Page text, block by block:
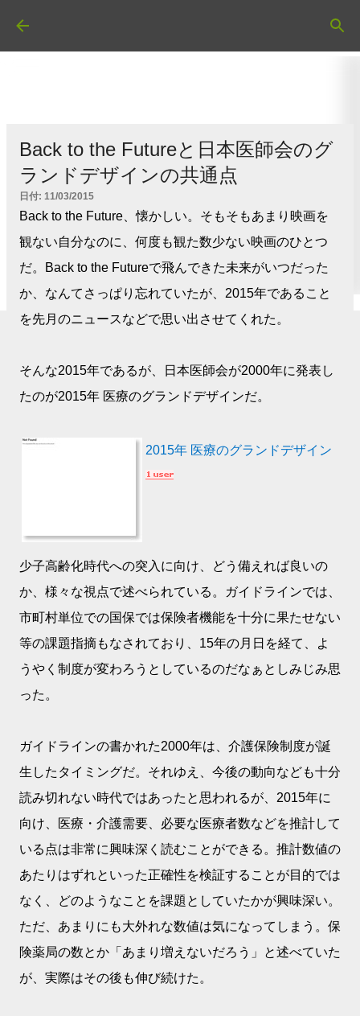
Back to the Futureと日本医師会のグ
ランドデザインの共通点
日付: 11/03/2015
Back to the Future、懐かしい。そもそもあまり映画を
観ない自分なのに、何度も観た数少ない映画のひとつ
だ。Back to the Futureで飛んできた未来がいつだった
か、なんてさっぱり忘れていたが、2015年であること
を先月のニュースなどで思い出させてくれた。
そんな2015年であるが、日本医師会が2000年に発表し
たのが2015年 医療のグランドデザインだ。
2015年 医療のグランドデザイン
少子高齢化時代への突入に向け、どう備えれば良いの
か、様々な視点で述べられている。ガイドラインでは、
市町村単位での国保では保険者機能を十分に果たせない
等の課題指摘もなされており、15年の月日を経て、よ
うやく制度が変わろうとしているのだなぁとしみじみ思
った。
ガイドラインの書かれた2000年は、介護保険制度が誕
生したタイミングだ。それゆえ、今後の動向なども十分
読み切れない時代ではあったと思われるが、2015年に
向け、医療・介護需要、必要な医療者数などを推計して
いる点は非常に興味深く読むことができる。推計数値の
あたりはずれといった正確性を検証することが目的では
なく、どのようなことを課題としていたかが興味深い。
ただ、あまりにも大外れな数値は気になってしまう。保
険薬局の数とか「あまり増えないだろう」と述べていた
が、実際はその後も伸び続けた。